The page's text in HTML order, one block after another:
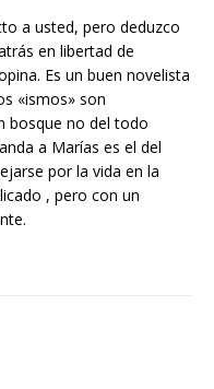
a usted, pero deduzco
en libertad de
Es un buen novelista
«ismos» son
bosque no del todo
a Marías es el del
por la vida en la
, pero con un